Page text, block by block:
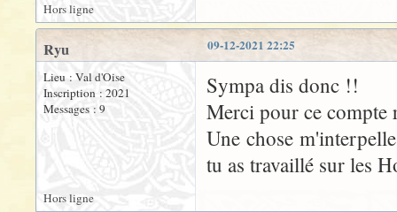
Hors ligne
09-12-2021 22:25
Ryu
Lieu : Val d'Oise
Inscription : 2021
Messages : 9
Sympa dis donc !!
Merci pour ce compte
Une chose
tu as travaillé sur les
Hors ligne